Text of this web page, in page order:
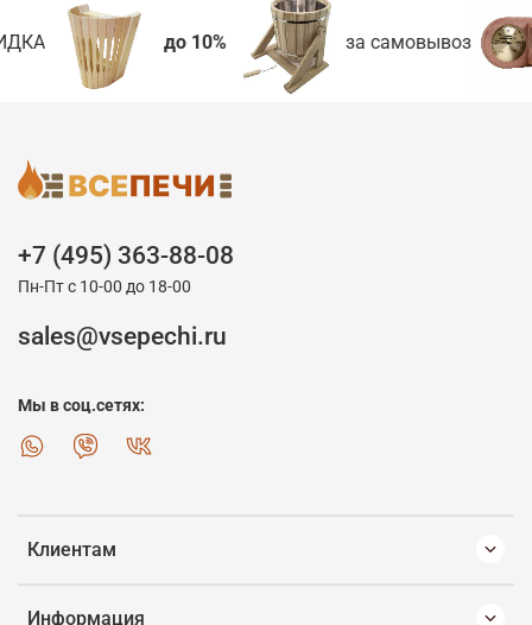
до 10% за самовывоз
Клиентам
Информация
+7 (495) 363-88-08
Пн-Пт с 10-00 до 18-00
sales@vsepechi.ru
Мы в соц.сетях: